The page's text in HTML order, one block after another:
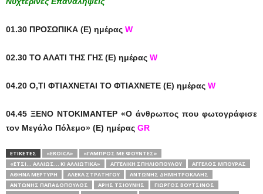
01.30 ΠΡΟΣΩΠΙΚΑ (Ε) ημέρας W
02.30 ΤΟ ΑΛΑΤΙ ΤΗΣ ΓΗΣ (Ε) ημέρας W
04.20 Ο,ΤΙ ΦΤΙΑΧΝΕΤΑΙ ΤΟ ΦΤΙΑΧΝΕΤΕ (Ε) ημέρας W
04.45 ΞΕΝΟ ΝΤΟΚΙΜΑΝΤΕΡ «Ο άνθρωπος που φωτογράφισε
τον Μεγάλο Πόλεμο» (Ε) ημέρας GR
ΕΤΙΚΕΤΕΣ «EROICA»
«ΓΑΜΠΡΌΣ ΜΕ ΦΟΎΝΤΕΣ»
«ΈΤΣΙ... ΑΛΛΙΏΣ… ΚΙ ΑΛΛΙΏΤΙΚΑ»
ΑΓΓΕΛΙΚΉ ΣΠΗΛΙΟΠΟΎΛΟΥ
ΆΓΓΕΛΟΣ ΜΠΟΎΡΑΣ
ΑΘΗΝΆ ΜΕΡΤΎΡΗ
ΑΛΈΚΑ ΣΤΡΑΤΗΓΟΎ
ΑΝΤΏΝΗΣ ΔΗΜΗΤΡΟΚΆΛΗΣ
ΑΝΤΏΝΗΣ ΠΑΠΑΔΌΠΟΥΛΟΣ
ΆΡΗΣ ΤΣΙΟΎΝΗΣ
ΓΙΏΡΓΟΣ ΒΟΥΤΣΊΝΟΣ